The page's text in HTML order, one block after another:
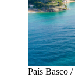
País Basco